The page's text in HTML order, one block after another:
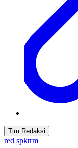
Tim Redaksi
red spktrm